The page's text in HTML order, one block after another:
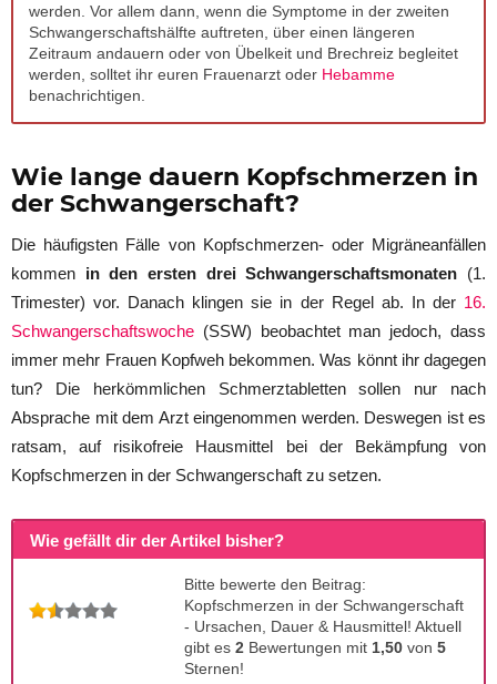
werden. Vor allem dann, wenn die Symptome in der zweiten
Schwangerschaftshälfte auftreten, über einen längeren
Zeitraum andauern oder von Übelkeit und Brechreiz begleitet
werden, solltet ihr euren Frauenarzt oder Hebamme
benachrichtigen.
Wie lange dauern Kopfschmerzen in
der Schwangerschaft?
Die häufigsten Fälle von Kopfschmerzen- oder Migräneanfällen
kommen in den ersten drei Schwangerschaftsmonaten (1.
Trimester) vor. Danach klingen sie in der Regel ab. In der 16.
Schwangerschaftswoche (SSW) beobachtet man jedoch, dass
immer mehr Frauen Kopfweh bekommen. Was könnt ihr dagegen
tun? Die herkömmlichen Schmerztabletten sollen nur nach
Absprache mit dem Arzt eingenommen werden. Deswegen ist es
ratsam, auf risikofreie Hausmittel bei der Bekämpfung von
Kopfschmerzen in der Schwangerschaft zu setzen.
Wie gefällt dir der Artikel bisher?
Bitte bewerte den Beitrag:
Kopfschmerzen in der Schwangerschaft
- Ursachen, Dauer & Hausmittel! Aktuell
gibt es 2 Bewertungen mit 1,50 von 5
Sternen!